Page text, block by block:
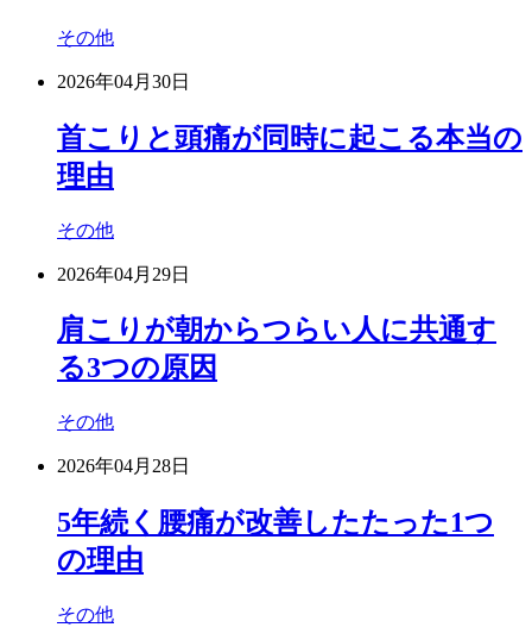
その他
2026年04月30日
首こりと頭痛が同時に起こる本当の
理由
その他
2026年04月29日
肩こりが朝からつらい人に共通す
る3つの原因
その他
2026年04月28日
5年続く腰痛が改善したたった1つ
の理由
その他